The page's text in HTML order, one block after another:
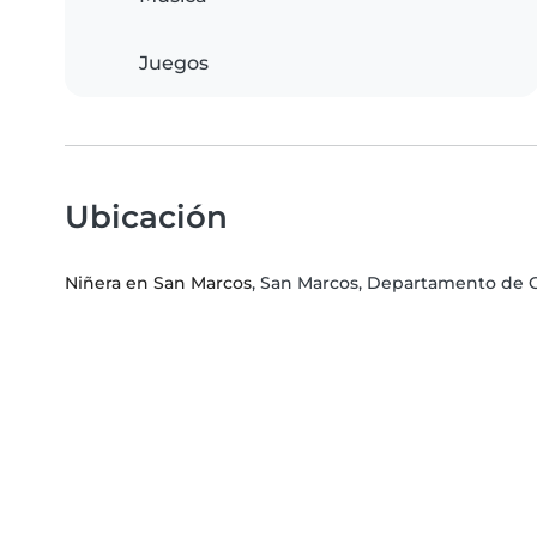
Juegos
Ubicación
Niñera en San Marcos, San Marcos, Departamento de